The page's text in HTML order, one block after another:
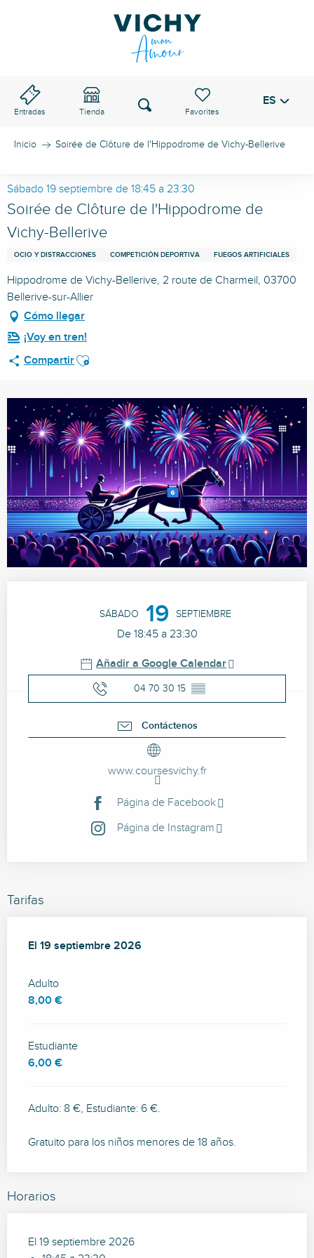
Entradas Tienda
Voir les favoris
Buscar ES
Inicio Soirée de Clôture de l'Hippodrome de Vichy-Bellerive
Sábado 19 septiembre de 18:45 a 23:30
Soirée de Clôture de l'Hippodrome de
Vichy-Bellerive
OCIO Y DISTRACCIONES COMPETICIÓN DEPORTIVA FUEGOS ARTIFICIALES
Hippodrome de Vichy-Bellerive, 2 route de Charmeil, 03700
Bellerive-sur-Allier
Cómo llegar
¡Voy en tren!
CompartirAjouter aux favoris
SÁBADO 19 SEPTIEMBRE
De 18:45 a 23:30
Añadir a Google Calendar
04 70 30 15 ▒▒
Contáctenos
www.coursesvichy.fr
Página de Facebook
Página de Instagram
Tarifas
El 19 septiembre 2026
El 19 septiembre 2026
Adulto
8,00 €
Estudiante
6,00 €
Adulto: 8 €, Estudiante: 6 €.
Gratuito para los niños menores de 18 años.
Horarios
El 19 septiembre 2026